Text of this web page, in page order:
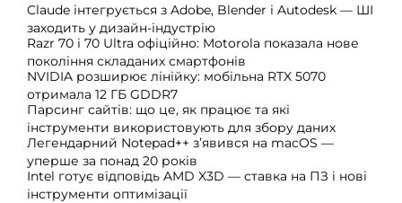
Claude інтегрується з Adobe, Blender і Autodesk — ШІ
заходить у дизайн-індустрію
Razr 70 і 70 Ultra офіційно: Motorola показала нове
покоління складаних смартфонів
NVIDIA розширює лінійку: мобільна RTX 5070
отримала 12 ГБ GDDR7
Парсинг сайтів: що це, як працює та які
інструменти використовують для збору даних
Легендарний Notepad++ з’явився на macOS —
уперше за понад 20 років
Intel готує відповідь AMD X3D — ставка на ПЗ і нові
інструменти оптимізації